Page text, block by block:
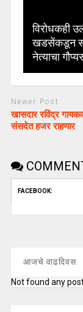
विरोधकही
खडसेंकडून
नेत्याचा
Newer Post
खासदार रविंद्र
संसदेत हजर राहणार
FACEBOOK:
आजचे वाढदिवस
Not found any